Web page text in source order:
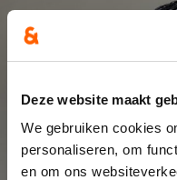
Deze website maakt
We gebruiken cookies
personaliseren, om
en om ons